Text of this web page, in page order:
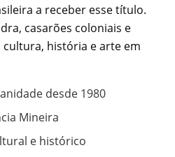
a receber esse título.
casarões coloniais e
história e arte em
desde 1980
Mineira
e histórico